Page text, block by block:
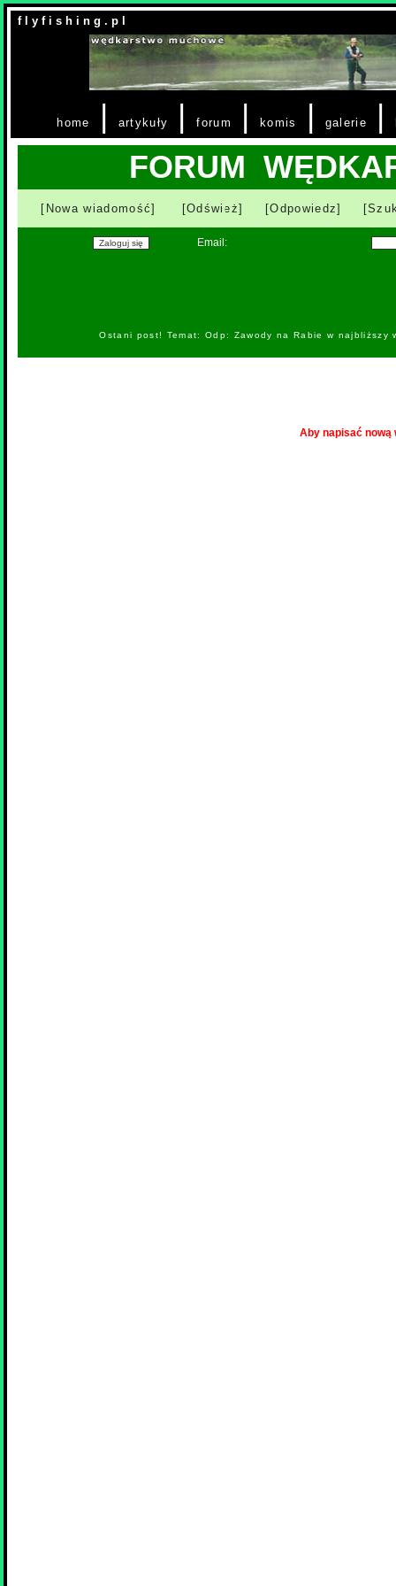
f l y f i s h i n g . p l
home | artykuły |forum | komis | galerie |
FORUM
[Nowa wiadomość] [Odśwież] [Odpowiedz]
Email:
Ostani post! Temat: Odp: Zawody na Rabie w
Aby napisać nową